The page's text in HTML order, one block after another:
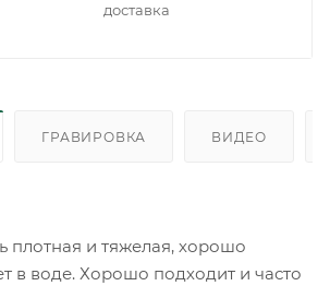
доставка
ГРАВИРОВКА ВИДЕО
плотная и тяжелая, хорошо
в воде. Хорошо подходит и часто